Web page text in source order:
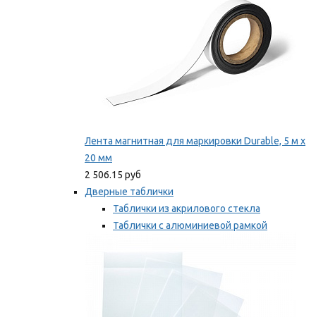
Лента магнитная для маркировки Durable, 5 м х
20 мм
2 506.15 руб
Дверные таблички
Таблички из акрилового стекла
Таблички с алюминиевой рамкой